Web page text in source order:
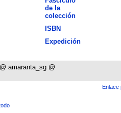
de la
colección
ISBN
Expedición
amaranta_sg @
Enlace